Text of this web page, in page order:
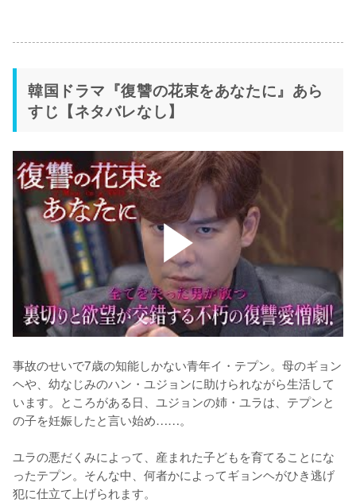
韓国ドラマ『復讐の花束をあなたに』あら
すじ【ネタバレなし】
事故のせいで7歳の知能しかない青年イ・テプン。母のギョン
ヘや、幼なじみのハン・ユジョンに助けられながら生活して
います。ところがある日、ユジョンの姉・ユラは、テプンと
の子を妊娠したと言い始め……。
ユラの悪だくみによって、産まれた子どもを育てることにな
ったテプン。そんな中、何者かによってギョンヘがひき逃げ
犯に仕立て上げられます。